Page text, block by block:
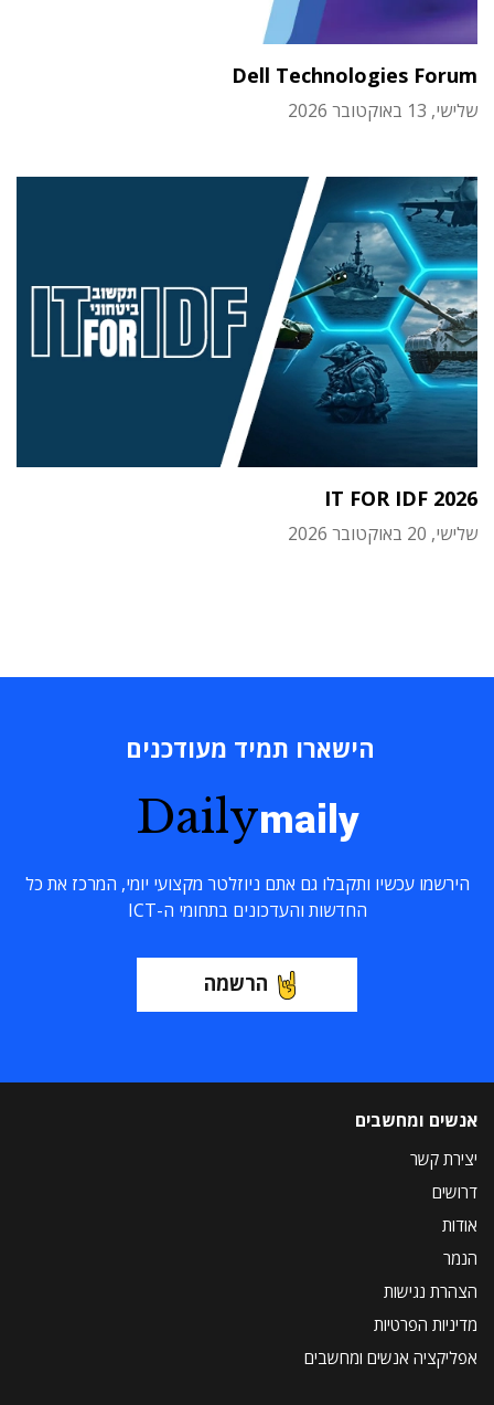
Dell Technologies Forum
שלישי, 13 באוקטובר 2026
IT FOR IDF 2026
שלישי, 20 באוקטובר 2026
הישארו תמיד מעודכנים
Dailymaily
הירשמו עכשיו ותקבלו גם אתם ניוזלטר מקצועי יומי, המרכז את כל
החדשות והעדכונים בתחומי ה-ICT
הרשמה
אנשים ומחשבים
יצירת קשר
דרושים
אודות
הנמר
הצהרת נגישות
מדיניות הפרטיות
אפליקציה אנשים ומחשבים